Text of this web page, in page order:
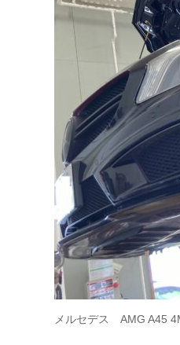
メルセデス AMG A45